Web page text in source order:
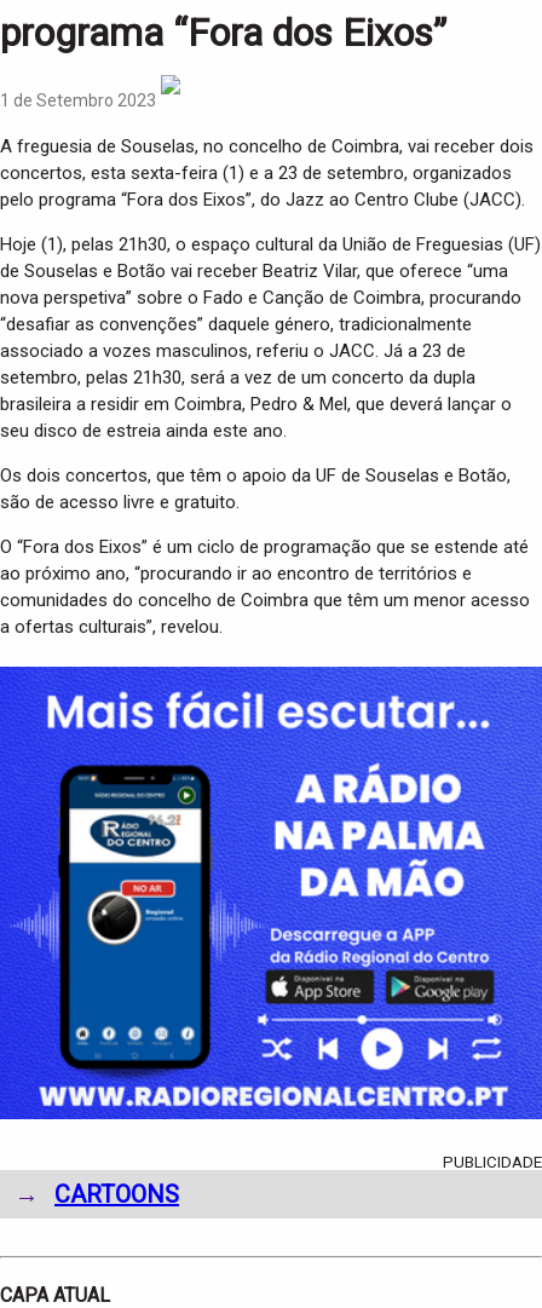
programa “Fora dos Eixos”
1 de Setembro 2023
A freguesia de Souselas, no concelho de Coimbra, vai receber dois
concertos, esta sexta-feira (1) e a 23 de setembro, organizados
pelo programa “Fora dos Eixos”, do Jazz ao Centro Clube (JACC).
Hoje (1), pelas 21h30, o espaço cultural da União de Freguesias (UF)
de Souselas e Botão vai receber Beatriz Vilar, que oferece “uma
nova perspetiva” sobre o Fado e Canção de Coimbra, procurando
“desafiar as convenções” daquele género, tradicionalmente
associado a vozes masculinos, referiu o JACC. Já a 23 de
setembro, pelas 21h30, será a vez de um concerto da dupla
brasileira a residir em Coimbra, Pedro & Mel, que deverá lançar o
seu disco de estreia ainda este ano.
Os dois concertos, que têm o apoio da UF de Souselas e Botão,
são de acesso livre e gratuito.
O “Fora dos Eixos” é um ciclo de programação que se estende até
ao próximo ano, “procurando ir ao encontro de territórios e
comunidades do concelho de Coimbra que têm um menor acesso
a ofertas culturais”, revelou.
PUBLICIDADE
→ CARTOONS
CAPA ATUAL